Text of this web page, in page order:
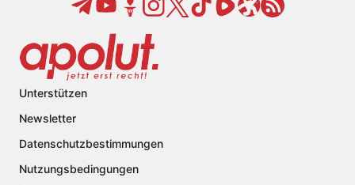
Unterstützen
Newsletter
Datenschutzbestimmungen
Nutzungsbedingungen